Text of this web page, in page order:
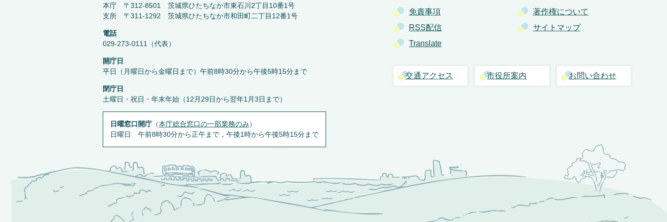
免責事項
著作権について
RSS配信
サイトマップ
Translate
交通アクセス 市役所案内 お問い合わせ
本庁 〒312-8501 茨城県ひたちなか市東石川2丁目10番1号
支所 〒311-1292 茨城県ひたちなか市和田町二丁目12番1号
電話
029-273-0111（代表）
開庁日
平日（月曜日から金曜日まで）午前8時30分から午後5時15分まで
閉庁日
土曜日・祝日・年末年始（12月29日から翌年1月3日まで）
日曜窓口開庁 （本庁総合窓口の一部業務のみ）
日曜日 午前8時30分から正午まで，午後1時から午後5時15分まで